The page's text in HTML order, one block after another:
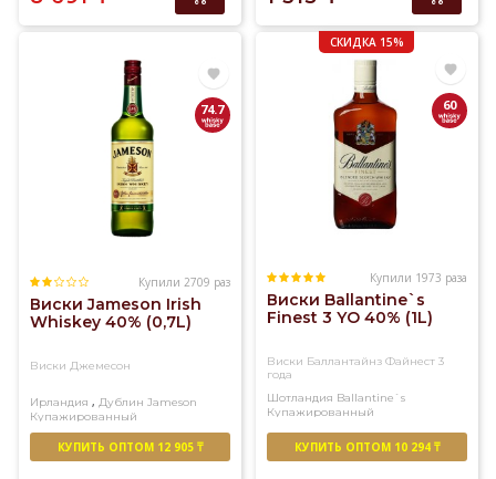
74.7
Купили 2709 раз
Виски Jameson Irish
Whiskey 40% (0,7L)
Виски Джемесон
Ирландия , Дублин Jameson
Купажированный
КУПИТЬ ОПТОМ 12 905 ₸
СКИДКА 15%
60
Купили 1973 раза
Виски Ballantine`s
Finest 3 YO 40% (1L)
Виски Баллантайнз Файнест 3
года
Шотландия Ballantine`s
Купажированный
КУПИТЬ ОПТОМ 10 294 ₸